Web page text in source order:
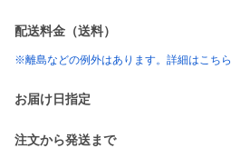
配送料金（送料）
※離島などの例外はあります。詳細はこちら
お届け日指定
注文から発送まで